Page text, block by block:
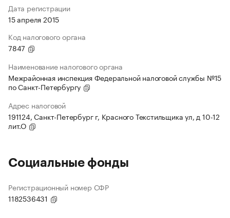
Дата регистрации
15 апреля 2015
Код налогового органа
7847
Наименование налогового органа
Межрайонная инспекция Федеральной налоговой службы №15
по Санкт-Петербургу
Адрес налоговой
191124, Санкт-Петербург г, Красного Текстильщика ул, д 10-12
лит.О
Социальные фонды
Регистрационный номер СФР
1182536431